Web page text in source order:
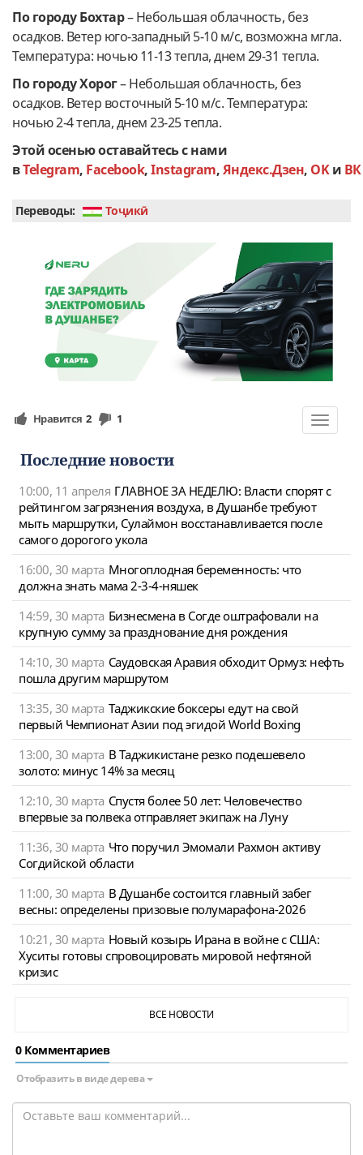
По городу Бохтар–Небольшая облачность, без
осадков. Ветер юго-западный 5-10 м/с, возможна мгла.
Температура: ночью 11-13 тепла, днем 29-31 тепла.
По городу Хорог–Небольшая облачность, без
осадков. Ветер восточный 5-10 м/с. Температура:
ночью 2-4 тепла, днем 23-25 тепла.
Этой осенью оставайтесь с нами
вTelegram, Facebook,Instagram,Яндекс.Дзен, OKи ВК
Переводы: Тоҷикӣ
Toggle
Нравится 2 1
Последние новости
10:00, 11 апреля ГЛАВНОЕ ЗА НЕДЕЛЮ: Власти спорят с
рейтингом загрязнения воздуха, в Душанбе требуют
мыть маршрутки, Сулаймон восстанавливается после
самого дорогого укола
16:00, 30 марта Многоплодная беременность: что
должна знать мама 2-3-4-няшек
14:59, 30 марта Бизнесмена в Согде оштрафовали на
крупную сумму за празднование дня рождения
14:10, 30 марта Саудовская Аравия обходит Ормуз: нефть
пошла другим маршрутом
13:35, 30 марта Таджикские боксеры едут на свой
первый Чемпионат Азии под эгидой World Boxing
13:00, 30 марта В Таджикистане резко подешевело
золото: минус 14% за месяц
12:10, 30 марта Спустя более 50 лет: Человечество
впервые за полвека отправляет экипаж на Луну
11:36, 30 марта Что поручил Эмомали Рахмон активу
Согдийской области
11:00, 30 марта В Душанбе состоится главный забег
весны: определены призовые полумарафона-2026
10:21, 30 марта Новый козырь Ирана в войне с США:
Хуситы готовы спровоцировать мировой нефтяной
кризис
ВСЕ НОВОСТИ
0 Комментариев
Отобразить в виде дерева